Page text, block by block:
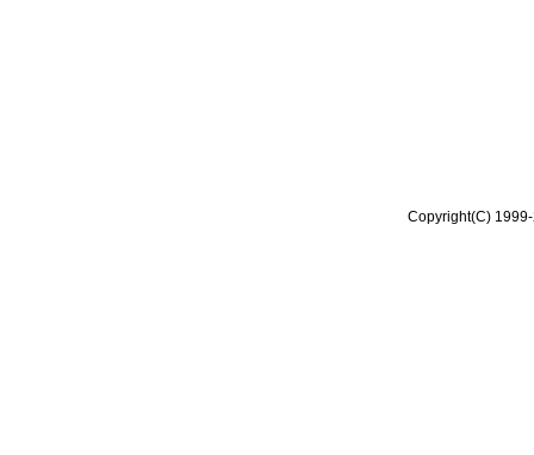
Copyright(C)